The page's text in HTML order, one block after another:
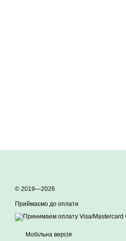
© 2019—2026
Приймаємо до оплати
Мобільна версія